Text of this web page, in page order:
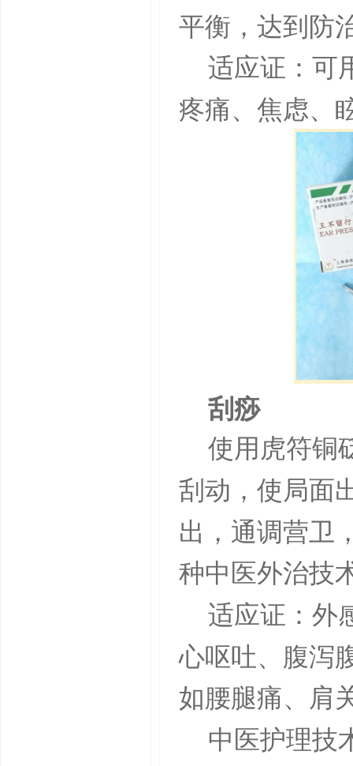
平衡，达到防
适应证：可
疼痛、焦虑、
刮痧
使用虎符铜
刮动，使局面
出，通调营卫
种中医外治技
适应证：外
心呕吐、腹泻
如腰腿痛、肩
中医护理技